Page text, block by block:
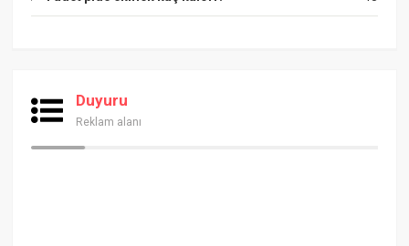
Duyuru
Reklam alanı